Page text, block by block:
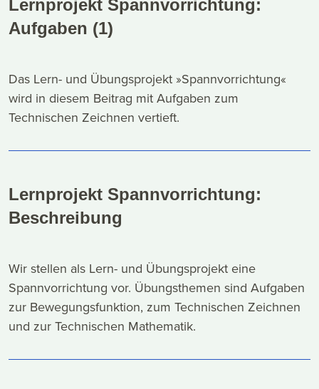
Lernprojekt Spannvorrichtung:
Aufgaben (1)
Das Lern- und Übungsprojekt »Spannvorrichtung«
wird in diesem Beitrag mit Aufgaben zum
Technischen Zeichnen vertieft.
Lernprojekt Spannvorrichtung:
Beschreibung
Wir stellen als Lern- und Übungsprojekt eine
Spannvorrichtung vor. Übungsthemen sind Aufgaben
zur Bewegungsfunktion, zum Technischen Zeichnen
und zur Technischen Mathematik.